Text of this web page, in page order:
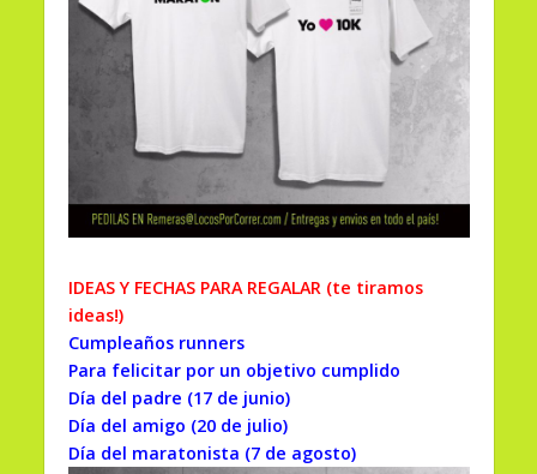
IDEAS Y FECHAS PARA REGALAR (te tiramos
ideas!)
Cumpleaños runners
Para felicitar por un objetivo cumplido
Día del padre (17 de junio)
Día del amigo (20 de julio)
Día del maratonista (7 de agosto)